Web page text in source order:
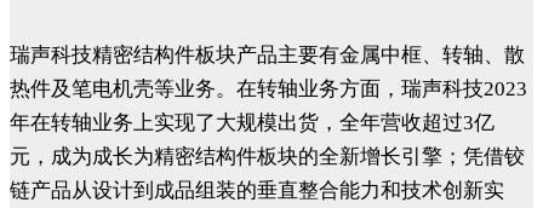
瑞声科技精密结构件板块产品主要有金属中框、转轴、散
热件及笔电机壳等业务。在转轴业务方面，瑞声科技2023
年在转轴业务上实现了大规模出货，全年营收超过3亿
元，成为成长为精密结构件板块的全新增长引擎；凭借铰
链产品从设计到成品组装的垂直整合能力和技术创新实